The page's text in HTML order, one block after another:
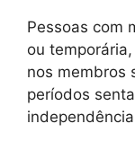
Pessoas com
ou
nos membros
períodos